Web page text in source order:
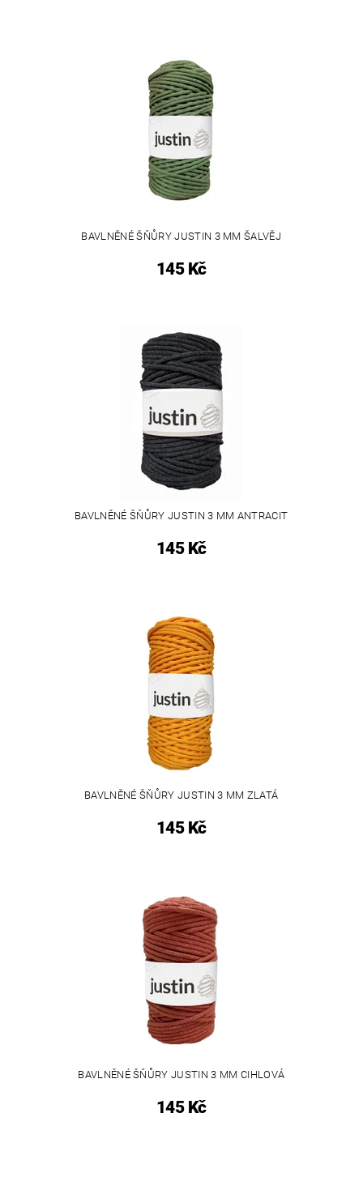
BAVLNĚNÉ ŠŇŮRY JUSTIN 3 MM ŠALVĚJ
145 Kč
BAVLNĚNÉ ŠŇŮRY JUSTIN 3 MM ANTRACIT
145 Kč
BAVLNĚNÉ ŠŇŮRY JUSTIN 3 MM ZLATÁ
145 Kč
BAVLNĚNÉ ŠŇŮRY JUSTIN 3 MM CIHLOVÁ
145 Kč